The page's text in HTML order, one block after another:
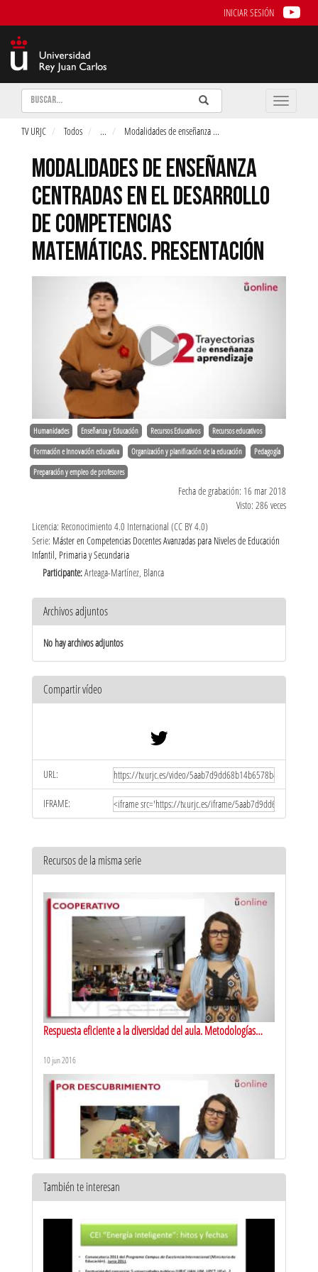
INICIAR SESIÓN
Buscar Enviar
Buscar
Toggle
TV URJC Todos ... Modalidades de enseñanza ...
MODALIDADES DE ENSEÑANZA
CENTRADAS EN EL DESARROLLO
DE COMPETENCIAS
MATEMÁTICAS. PRESENTACIÓN
Humanidades Enseñanza y Educación Recursos Educativos Recursos educativos
Formación e Innovación educativa Organización y planificación de la educación Pedagogía
Preparación y empleo de profesores
Fecha de grabación: 16 mar 2018
Visto: 286 veces
Licencia: Reconocimiento 4.0 Internacional (CC BY 4.0)
Serie: Máster en Competencias Docentes Avanzadas para Niveles de Educación
Infantil, Primaria y Secundaria
Participante:Arteaga-Martínez, Blanca
Archivos adjuntos
No hay archivos adjuntos
Compartir vídeo
URL:
IFRAME:
Recursos de la misma serie
Respuesta eficiente a la diversidad del aula. Metodologías
10 jun 2016
activas de aprendizaje: aprendizaje por descubrimiento
También te interesan